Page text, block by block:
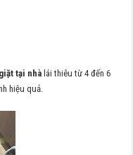
tại nhà lái thiêu từ 4 đến 6
hiệu quả.